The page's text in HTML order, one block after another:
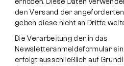
erhoben. Diese Daten
den Versand der
geben diese nicht an Dritte
Die Verarbeitung der in das
Newsletteranmeldeformular
erfolgt ausschließlich auf